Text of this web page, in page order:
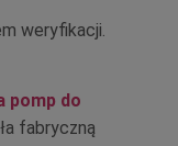
weryfikacji.
pomp do
fabryczną